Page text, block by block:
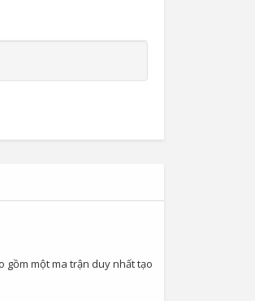
gồm một ma trận duy nhất tạo